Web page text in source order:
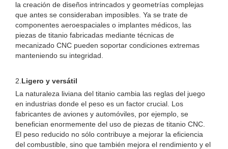
la creación de diseños intrincados y geometrías complejas
que antes se consideraban imposibles. Ya se trate de
componentes aeroespaciales o implantes médicos, las
piezas de titanio fabricadas mediante técnicas de
mecanizado CNC pueden soportar condiciones extremas
manteniendo su integridad.
2. Ligero y versátil
La naturaleza liviana del titanio cambia las reglas del juego
en industrias donde el peso es un factor crucial. Los
fabricantes de aviones y automóviles, por ejemplo, se
benefician enormemente del uso de piezas de titanio CNC.
El peso reducido no sólo contribuye a mejorar la eficiencia
del combustible, sino que también mejora el rendimiento y el